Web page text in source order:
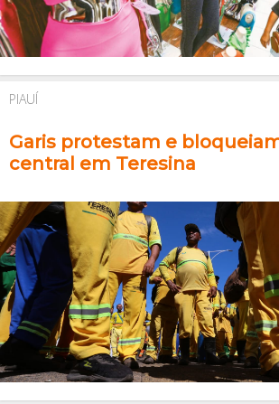
PIAUÍ
Garis protestam e
central em Teresina